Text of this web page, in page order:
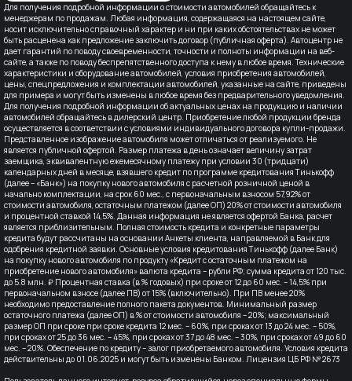
Для получения подробной информации о стоимости автомобилей обращайтесь к
менеджерам по продажам. Любая информация, содержащаяся на настоящем сайте,
носит исключительно справочный характер и ни при каких обстоятельствах не может
быть расценена как предложение заключить договор (публичная оферта). Автоцентр не
дает гарантий по поводу своевременности, точности и полноты информации на веб-
сайте, а также по поводу беспрепятственного доступа к нему в любое время. Технические
характеристики и оборудование автомобилей, условия приобретения автомобилей,
цены, спецпредложения и комплектации автомобилей, указанные на сайте, приведены
для примера и могут быть изменены в любое время без предварительного уведомления.
Для получения подробной информации об актуальных ценах на продукцию и наличии
автомобилей обращайтесь в дилерский центр. Приобретение любой продукции бренда
осуществляется в соответствии с условиями индивидуального договора купли-продажи.
Представленное изображение автомобиля может отличаться от реализуемого. Не
является публичной офертой. Размер платежа в день означает величину затрат
заемщика, эквивалентную ежемесячному платежу при условии 30 (тридцати)
календарных дней в месяце, взявшего кредит по программе кредитования Тинькофф
(далее – «Банк») на покупку нового автомобиля с расчетной розничной ценой в
начально комплектации, на срок 60 мес., с первоначальным взносом 57,92% от
стоимости автомобиля, остаточным платежом (далее ОП) 20% от стоимости автомобиля
и процентной ставкой 14,5%. Данная информация не является офертой Банка, расчет
является приблизительным. Полная стоимость кредита и конкретные параметры
кредита будут рассчитаны на основании Анкеты клиента, направляемой в Банк для
одобрения кредитной заявки. Основные условия кредитования Тинькофф (далее Банк)
на покупку нового автомобиля по продукту «Кредит с остаточным платежом на
приобретение нового автомобиля» валюта кредита – рубли РФ; сумма кредита от 120 тыс.
до 5.8 млн. ₽ Процентная ставка (в % годовых) при сроке от 12 до 60 мес. – 14,5% при
первоначальном взносе (далее ПВ) от 15% (включительно). При ПВ менее 20%
необходимо предоставление полного пакета документов. Минимальный размер
остаточного платежа (далее ОП) в % от стоимости автомобиля – 20%; максимальный
размер ОП при сроке при сроке кредита 12 мес. – 60%, при сроках от 13 до 24 мес. – 50%,
при сроках от 25 до 36 мес. – 45%, при сроках от 37 до 48 мес. – 30%, при сроках от 49 до 60
мес. – 20%. Обеспечение по кредиту – залог приобретаемого автомобиля. Условия кредита
действительны до 01.06.2025 и могут быть изменены Банком. Лицензия ЦБ РФ № 2673